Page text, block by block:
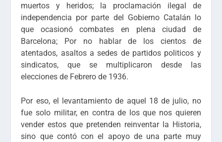
muertos y heridos; la proclamación ilegal de
independencia por parte del Gobierno Catalán lo
que ocasionó combates en plena ciudad de
Barcelona; Por no hablar de los cientos de
atentados, asaltos a sedes de partidos politicos y
sindicatos, que se multiplicaron desde las
elecciones de Febrero de 1936.
Por eso, el levantamiento de aquel 18 de julio, no
fue solo militar, en contra de los que nos quieren
vender estos que pretenden reinventar la Historia,
sino que contó con el apoyo de una parte muy